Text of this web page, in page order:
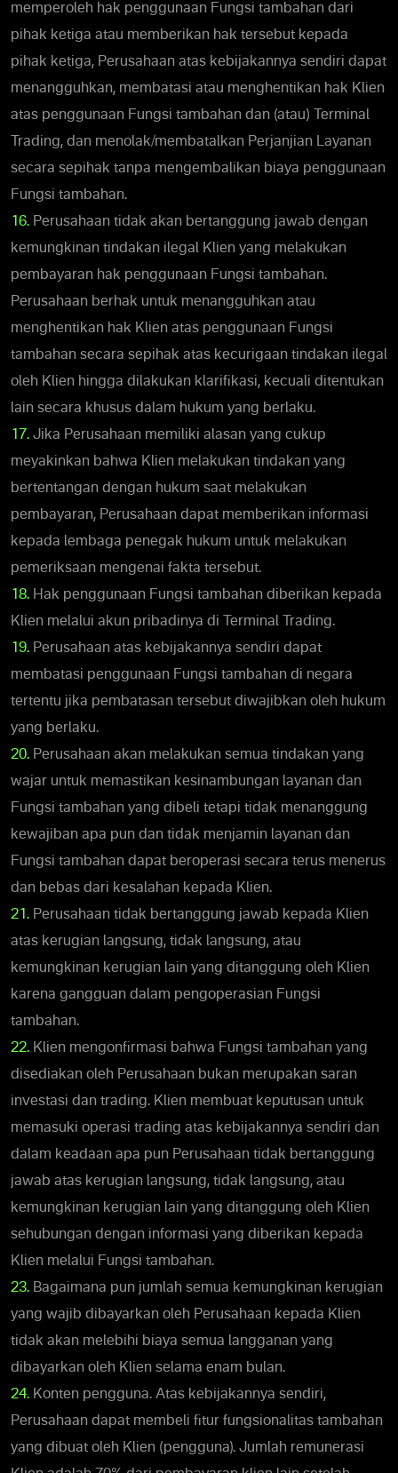
memperoleh hak penggunaan Fungsi tambahan dari
pihak ketiga atau memberikan hak tersebut kepada
pihak ketiga, Perusahaan atas kebijakannya sendiri dapat
menangguhkan, membatasi atau menghentikan hak Klien
atas penggunaan Fungsi tambahan dan (atau) Terminal
Trading, dan menolak/membatalkan Perjanjian Layanan
secara sepihak tanpa mengembalikan biaya penggunaan
Fungsi tambahan.
16. Perusahaan tidak akan bertanggung jawab dengan
kemungkinan tindakan ilegal Klien yang melakukan
pembayaran hak penggunaan Fungsi tambahan.
Perusahaan berhak untuk menangguhkan atau
menghentikan hak Klien atas penggunaan Fungsi
tambahan secara sepihak atas kecurigaan tindakan ilegal
oleh Klien hingga dilakukan klarifikasi, kecuali ditentukan
lain secara khusus dalam hukum yang berlaku.
17. Jika Perusahaan memiliki alasan yang cukup
meyakinkan bahwa Klien melakukan tindakan yang
bertentangan dengan hukum saat melakukan
pembayaran, Perusahaan dapat memberikan informasi
kepada lembaga penegak hukum untuk melakukan
pemeriksaan mengenai fakta tersebut.
18. Hak penggunaan Fungsi tambahan diberikan kepada
Klien melalui akun pribadinya di Terminal Trading.
19. Perusahaan atas kebijakannya sendiri dapat
membatasi penggunaan Fungsi tambahan di negara
tertentu jika pembatasan tersebut diwajibkan oleh hukum
yang berlaku.
20. Perusahaan akan melakukan semua tindakan yang
wajar untuk memastikan kesinambungan layanan dan
Fungsi tambahan yang dibeli tetapi tidak menanggung
kewajiban apa pun dan tidak menjamin layanan dan
Fungsi tambahan dapat beroperasi secara terus menerus
dan bebas dari kesalahan kepada Klien.
21. Perusahaan tidak bertanggung jawab kepada Klien
atas kerugian langsung, tidak langsung, atau
kemungkinan kerugian lain yang ditanggung oleh Klien
karena gangguan dalam pengoperasian Fungsi
tambahan.
22. Klien mengonfirmasi bahwa Fungsi tambahan yang
disediakan oleh Perusahaan bukan merupakan saran
investasi dan trading. Klien membuat keputusan untuk
memasuki operasi trading atas kebijakannya sendiri dan
dalam keadaan apa pun Perusahaan tidak bertanggung
jawab atas kerugian langsung, tidak langsung, atau
kemungkinan kerugian lain yang ditanggung oleh Klien
sehubungan dengan informasi yang diberikan kepada
Klien melalui Fungsi tambahan.
23. Bagaimana pun jumlah semua kemungkinan kerugian
yang wajib dibayarkan oleh Perusahaan kepada Klien
tidak akan melebihi biaya semua langganan yang
dibayarkan oleh Klien selama enam bulan.
24. Konten pengguna. Atas kebijakannya sendiri,
Perusahaan dapat membeli fitur fungsionalitas tambahan
yang dibuat oleh Klien (pengguna). Jumlah remunerasi